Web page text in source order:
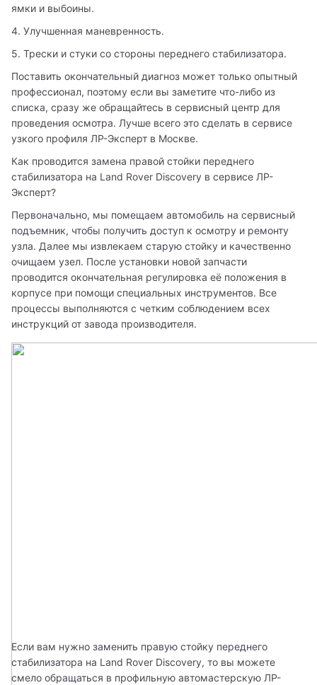
ямки и выбоины.
4. Улучшенная маневренность.
5. Трески и стуки со стороны переднего стабилизатора.
Поставить окончательный диагноз может только опытный
профессионал, поэтому если вы заметите что-либо из
списка, сразу же обращайтесь в сервисный центр для
проведения осмотра. Лучше всего это сделать в сервисе
узкого профиля ЛР-Эксперт в Москве.
Как проводится замена правой стойки переднего
стабилизатора на Land Rover Discovery в сервисе ЛР-
Эксперт?
Первоначально, мы помещаем автомобиль на сервисный
подъемник, чтобы получить доступ к осмотру и ремонту
узла. Далее мы извлекаем старую стойку и качественно
очищаем узел. После установки новой запчасти
проводится окончательная регулировка её положения в
корпусе при помощи специальных инструментов. Все
процессы выполняются с четким соблюдением всех
инструкций от завода производителя.
Если вам нужно заменить правую стойку переднего
стабилизатора на Land Rover Discovery, то вы можете
смело обращаться в профильную автомастерскую ЛР-